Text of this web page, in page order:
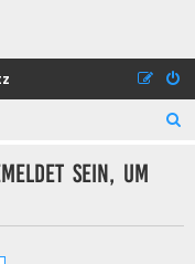
sein, um